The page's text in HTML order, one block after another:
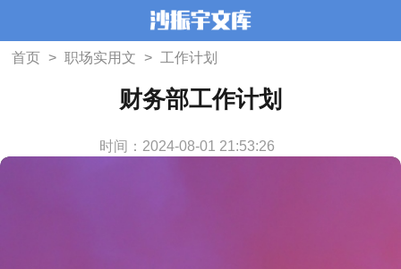
首页 > 职场实用文 > 工作计划
财务部工作计划
时间：2024-08-01 21:53:26